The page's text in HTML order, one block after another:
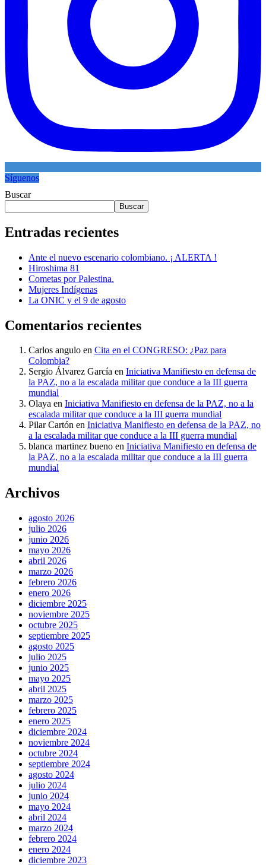
Síguenos
Buscar
Buscar
Entradas recientes
Ante el nuevo escenario colombiano. ¡ ALERTA !
Hiroshima 81
Cometas por Palestina.
Mujeres Indígenas
La ONIC y el 9 de agosto
Comentarios recientes
Carlos angulo en Cita en el CONGRESO: ¿Paz para
Colombia?
Sergio Álvarez García en Iniciativa Manifiesto en defensa de
la PAZ, no a la escalada militar que conduce a la III guerra
mundial
Olaya en Iniciativa Manifiesto en defensa de la PAZ, no a la
escalada militar que conduce a la III guerra mundial
Pilar Cartón en Iniciativa Manifiesto en defensa de la PAZ, no
a la escalada militar que conduce a la III guerra mundial
blanca martinez bueno en Iniciativa Manifiesto en defensa de
la PAZ, no a la escalada militar que conduce a la III guerra
mundial
Archivos
agosto 2026
julio 2026
junio 2026
mayo 2026
abril 2026
marzo 2026
febrero 2026
enero 2026
diciembre 2025
noviembre 2025
octubre 2025
septiembre 2025
agosto 2025
julio 2025
junio 2025
mayo 2025
abril 2025
marzo 2025
febrero 2025
enero 2025
diciembre 2024
noviembre 2024
octubre 2024
septiembre 2024
agosto 2024
julio 2024
junio 2024
mayo 2024
abril 2024
marzo 2024
febrero 2024
enero 2024
diciembre 2023